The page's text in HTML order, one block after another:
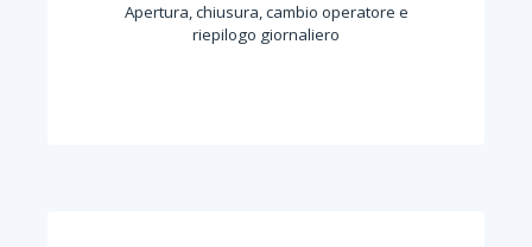
Apertura, chiusura, cambio operatore e
riepilogo giornaliero